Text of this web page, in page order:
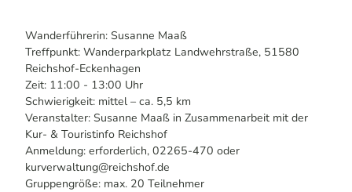
Wanderführerin: Susanne Maaß
Treffpunkt: Wanderparkplatz Landwehrstraße, 51580
Reichshof-Eckenhagen
Zeit: 11:00 - 13:00 Uhr
Schwierigkeit: mittel – ca. 5,5 km
Veranstalter: Susanne Maaß in Zusammenarbeit mit der
Kur- & Touristinfo Reichshof
Anmeldung: erforderlich, 02265-470 oder
kurverwaltung@reichshof.de
Gruppengröße: max. 20 Teilnehmer